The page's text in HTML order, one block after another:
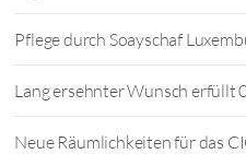
Pflege durch Soayschaf
Lang ersehnter Wunsch erfüllt
Neue Räumlichkeiten für das